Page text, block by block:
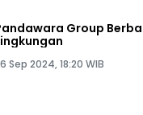
Group
Sep 2024, 18:20 WIB